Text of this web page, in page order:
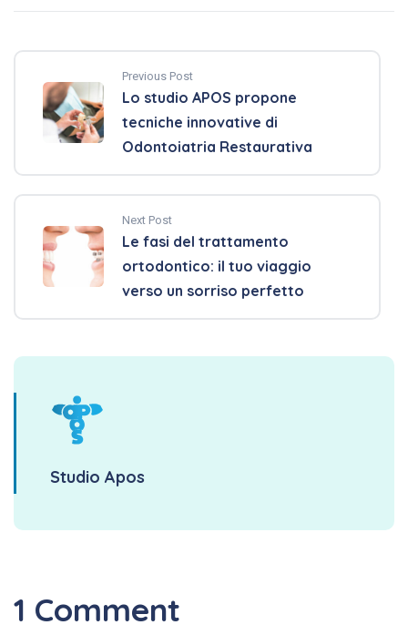
Previous Post
Lo studio APOS propone
tecniche innovative di
Odontoiatria Restaurativa
Next Post
Le fasi del trattamento
ortodontico: il tuo viaggio
verso un sorriso perfetto
Studio Apos
1 Comment